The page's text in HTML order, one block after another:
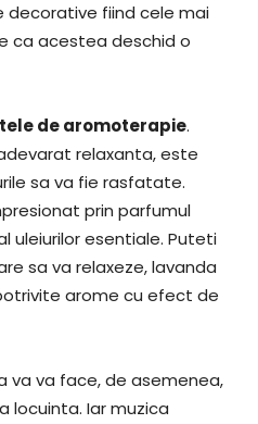
fiind cele mai
ca acestea deschid o
de aromoterapie.
relaxanta, este
sa va fie rasfatate.
prin parfumul
uleiurilor esentiale. Puteti
sa va relaxeze, lavanda
arome cu efect de
va face, de asemenea,
locuinta. Iar muzica